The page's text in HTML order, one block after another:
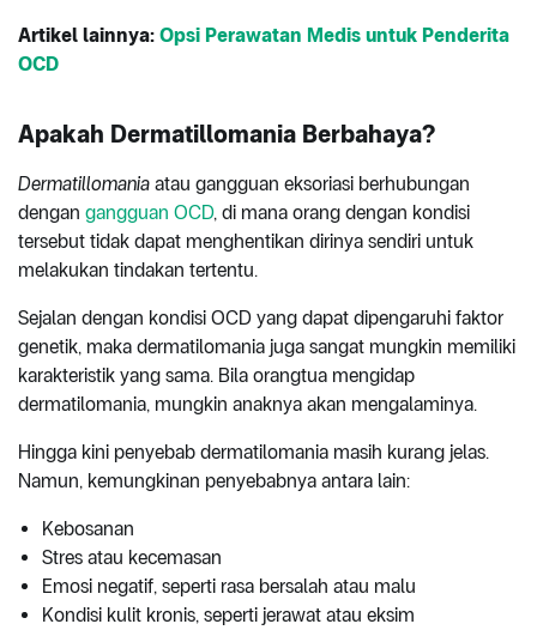
Artikel lainnya: Opsi Perawatan Medis untuk Penderita
OCD
Apakah Dermatillomania Berbahaya?
Dermatillomania atau gangguan eksoriasi berhubungan
dengan gangguan OCD, di mana orang dengan kondisi
tersebut tidak dapat menghentikan dirinya sendiri untuk
melakukan tindakan tertentu.
Sejalan dengan kondisi OCD yang dapat dipengaruhi faktor
genetik, maka dermatilomania juga sangat mungkin memiliki
karakteristik yang sama. Bila orangtua mengidap
dermatilomania, mungkin anaknya akan mengalaminya.
Hingga kini penyebab dermatilomania masih kurang jelas.
Namun, kemungkinan penyebabnya antara lain:
Kebosanan
Stres atau kecemasan
Emosi negatif, seperti rasa bersalah atau malu
Kondisi kulit kronis, seperti jerawat atau eksim